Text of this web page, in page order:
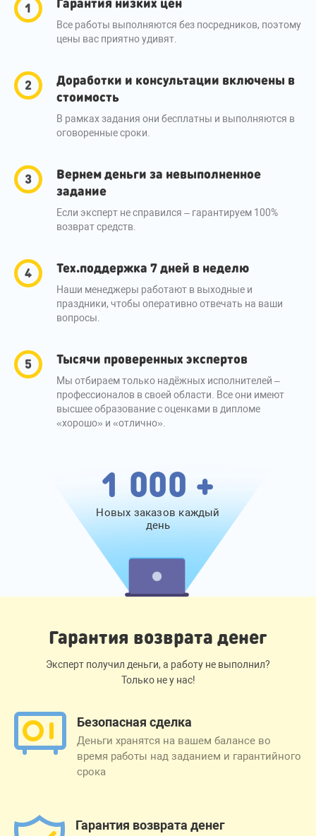
Все работы выполняются без посредников, поэтому
цены вас приятно удивят.
Доработки и консультации включены в
стоимость
В рамках задания они бесплатны и выполняются в
оговоренные сроки.
Вернем деньги за невыполненное
задание
Если эксперт не справился – гарантируем 100%
возврат средств.
Тех.поддержка 7 дней в неделю
Наши менеджеры работают в выходные и
праздники, чтобы оперативно отвечать на ваши
вопросы.
Тысячи проверенных экспертов
Мы отбираем только надёжных исполнителей –
профессионалов в своей области. Все они имеют
высшее образование с оценками в дипломе
«хорошо» и «отлично».
1 000 +
Новых заказов каждый
день
Гарантия возврата денег
Эксперт получил деньги, а работу не выполнил?
Только не у нас!
Безопасная сделка
Деньги хранятся на вашем балансе во
время работы над заданием и гарантийного
срока
Гарантия возврата денег